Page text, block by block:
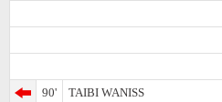
90'
TAIBI WANISS